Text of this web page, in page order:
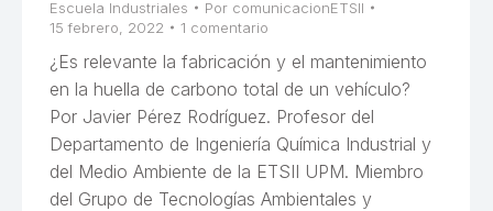
Escuela Industriales Por comunicacionETSII
15 febrero, 2022
1 comentario
¿Es relevante la fabricación y el mantenimiento
en la huella de carbono total de un vehículo?
Por Javier Pérez Rodríguez. Profesor del
Departamento de Ingeniería Química Industrial y
del Medio Ambiente de la ETSII UPM. Miembro
del Grupo de Tecnologías Ambientales y